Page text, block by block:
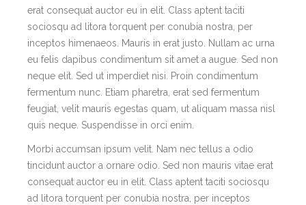
erat consequat auctor eu in elit. Class aptent taciti
sociosqu ad litora torquent per conubia nostra, per
inceptos himenaeos. Mauris in erat justo. Nullam ac urna
eu felis dapibus condimentum sit amet a augue. Sed non
neque elit. Sed ut imperdiet nisi. Proin condimentum
fermentum nunc. Etiam pharetra, erat sed fermentum
feugiat, velit mauris egestas quam, ut aliquam massa nisl
quis neque. Suspendisse in orci enim.
Morbi accumsan ipsum velit. Nam nec tellus a odio
tincidunt auctor a ornare odio. Sed non mauris vitae erat
consequat auctor eu in elit. Class aptent taciti sociosqu
ad litora torquent per conubia nostra, per inceptos